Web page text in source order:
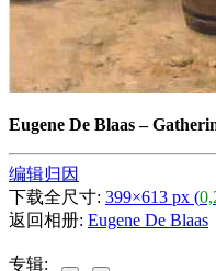
Eugene De Blaas–
编辑归因
下载全尺寸: 399×613 px (
返回相册: Eugene De Blaas
专辑: